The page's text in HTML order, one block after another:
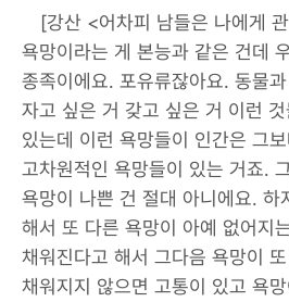
[강산 <어차피 남들은 나에게
욕망이라는 게 본능과 같은 건데
종족이에요. 포유류잖아요. 동물
자고 싶은 거 갖고 싶은 거 이런
있는데 이런 욕망들이 인간은 그
고차원적인 욕망들이 있는 거죠.
욕망이 나쁜 건 절대 아니에요. 하
해서 또 다른 욕망이 아예 없어지
채워진다고 해서 그다음 욕망이
채워지지 않으면 고통이 있고 욕